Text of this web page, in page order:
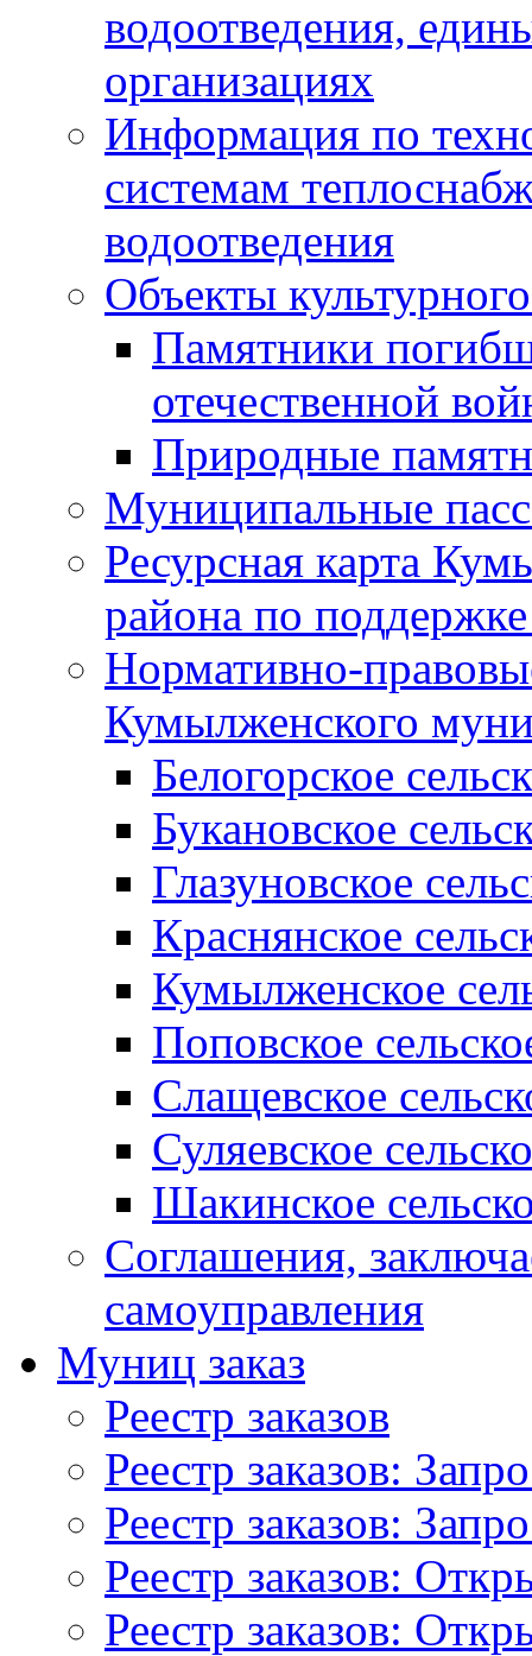
водоотведения,
организациях
Информация по
системам
водоотведения
Объекты
Памятники
отечественной
Природные
Муниципальные
Ресурсная карта
района по
Нормативно-
Кумылженского
Белогорское
Букановское
Глазуновское
Краснянское
Кумылженское
Поповское
Слащевское
Суляевское
Шакинское
Соглашения,
самоуправления
Муниц заказ
Реестр заказов
Реестр заказов:
Реестр заказов:
Реестр заказов:
Реестр заказов: